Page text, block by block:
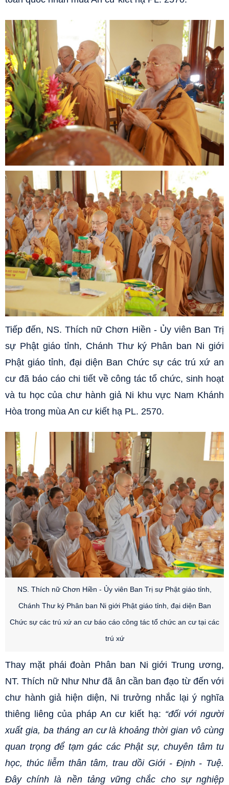
Tiếp đến, NS. Thích nữ Chơn Hiền - Ủy viên Ban Trị
sự Phật giáo tỉnh, Chánh Thư ký Phân ban Ni giới
Phật giáo tỉnh, đại diện Ban Chức sự các trú xứ an
cư đã báo cáo chi tiết về công tác tổ chức, sinh hoạt
và tu học của chư hành giả Ni khu vực Nam Khánh
Hòa trong mùa An cư kiết hạ PL. 2570.
NS. Thích nữ Chơn Hiền - Ủy viên Ban Trị sự Phật giáo tỉnh,
Chánh Thư ký Phân ban Ni giới Phật giáo tỉnh, đại diện Ban
Chức sự các trú xứ an cư báo cáo công tác tổ chức an cư tại các
trú xứ
Thay mặt phái đoàn Phân ban Ni giới Trung ương,
NT. Thích nữ Như Như đã ân cần ban đạo từ đến với
chư hành giả hiện diện, Ni trưởng nhắc lại ý nghĩa
thiêng liêng của pháp An cư kiết hạ: “đối với người
xuất gia, ba tháng an cư là khoảng thời gian vô cùng
quan trọng để tạm gác các Phật sự, chuyên tâm tu
học, thúc liễm thân tâm, trau dồi Giới - Định - Tuệ.
Đây chính là nền tảng vững chắc cho sự nghiệp